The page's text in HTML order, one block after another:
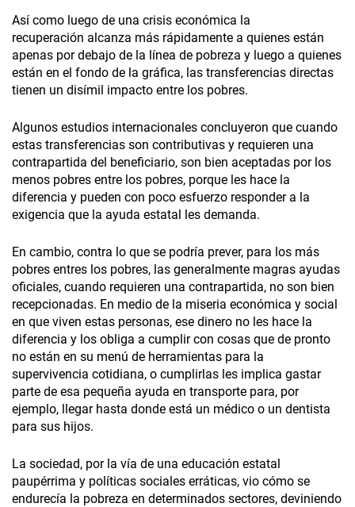
Así como luego de una crisis económica la
recuperación alcanza más rápidamente a quienes están
apenas por debajo de la línea de pobreza y luego a quienes
están en el fondo de la gráfica, las transferencias directas
tienen un disímil impacto entre los pobres.
Algunos estudios internacionales concluyeron que cuando
estas transferencias son contributivas y requieren una
contrapartida del beneficiario, son bien aceptadas por los
menos pobres entre los pobres, porque les hace la
diferencia y pueden con poco esfuerzo responder a la
exigencia que la ayuda estatal les demanda.
En cambio, contra lo que se podría prever, para los más
pobres entres los pobres, las generalmente magras ayudas
oficiales, cuando requieren una contrapartida, no son bien
recepcionadas. En medio de la miseria económica y social
en que viven estas personas, ese dinero no les hace la
diferencia y los obliga a cumplir con cosas que de pronto
no están en su menú de herramientas para la
supervivencia cotidiana, o cumplirlas les implica gastar
parte de esa pequeña ayuda en transporte para, por
ejemplo, llegar hasta donde está un médico o un dentista
para sus hijos.
La sociedad, por la vía de una educación estatal
paupérrima y políticas sociales erráticas, vio cómo se
endurecía la pobreza en determinados sectores, deviniendo